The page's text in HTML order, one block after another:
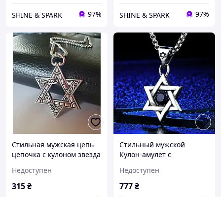
SHINE & SPARK 97% SHINE & SPARK 97%
Стильная мужская цепь
цепочка с кулоном звезда
медстали
Недоступен
315₴
Стильный мужской
Кулон-амулет с
Давида" на цепи 50 см
[14203] Meirenpeixi Zhijia
Недоступен
777₴